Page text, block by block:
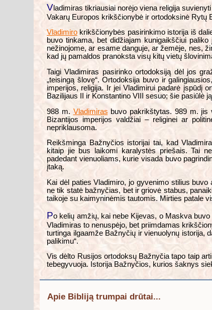
Vladimiras tikriausiai norėjo viena religija
Vakarų Europos krikščionybė ir ortodoksinė
Vladimiro krikščionybės pasirinkimo istorija iš
buvo tinkama, bet didžiajam kunigaikščiui
nežinojome, ar esame danguje, ar žemėje, nes,
kad jų pamaldos pranoksta visų kitų vietų
Taigi Vladimiras pasirinko ortodoksiją dėl jos
„teisingą šlovę“. Ortodoksija buvo ir
imperijos, religija. Ir jei Vladimirui padarė įspūdį
Bazilijaus II ir Konstantino VIII sesuo; šie pasiūlė
988 m. Vladimiras buvo pakrikštytas. 989 m. jis
Bizantijos imperijos valdžiai – religinei ar
nepriklausoma.
Reikšminga Bažnyčios istorijai tai, kad
kitaip jie bus laikomi karalystės priešais. Tai
padedant vienuoliams, kurie visada buvo
įtaką.
Kai dėl paties Vladimiro, jo gyvenimo stilius
ne tik statė bažnyčias, bet ir griovė stabus,
taikoje su kaimyninėmis tautomis. Mirties patale
Po kelių amžių, kai nebe Kijevas, o Maskva
Vladimiras to nenuspėjo, bet priimdamas
turtinga ilgaamže Bažnyčių ir vienuolynų istorija,
palikimu“.
Vis dėlto Rusijos ortodoksų Bažnyčia tapo taip
tebegyvuoja. Istorija Bažnyčios, kurios šaknys
Apie Bibliją trumpai drūtai...